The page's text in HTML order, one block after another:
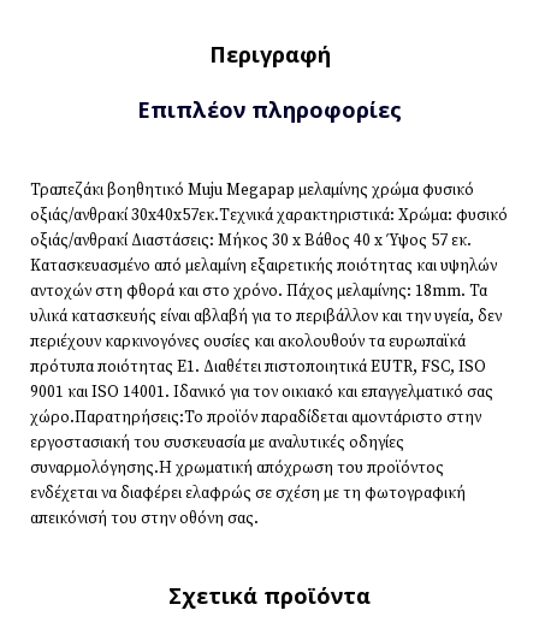
Περιγραφή
Επιπλέον πληροφορίες
Τραπεζάκι βοηθητικό Muju Megapap μελαμίνης χρώμα φυσικό
οξιάς/ανθρακί 30x40x57εκ.Τεχνικά χαρακτηριστικά: Χρώμα: φυσικό
οξιάς/ανθρακί Διαστάσεις: Μήκος 30 x Βάθος 40 x Ύψος 57 εκ.
Κατασκευασμένο από μελαμίνη εξαιρετικής ποιότητας και υψηλών
αντοχών στη φθορά και στο χρόνο. Πάχος μελαμίνης: 18mm. Τα
υλικά κατασκευής είναι αβλαβή για το περιβάλλον και την υγεία, δεν
περιέχουν καρκινογόνες ουσίες και ακολουθούν τα ευρωπαϊκά
πρότυπα ποιότητας Ε1. Διαθέτει πιστοποιητικά EUTR, FSC, ISO
9001 και ISO 14001. Ιδανικό για τον οικιακό και επαγγελματικό σας
χώρο.Παρατηρήσεις:Το προϊόν παραδίδεται αμοντάριστο στην
εργοστασιακή του συσκευασία με αναλυτικές οδηγίες
συναρμολόγησης.Η χρωματική απόχρωση του προϊόντος
ενδέχεται να διαφέρει ελαφρώς σε σχέση με τη φωτογραφική
απεικόνισή του στην οθόνη σας.
Σχετικά προϊόντα